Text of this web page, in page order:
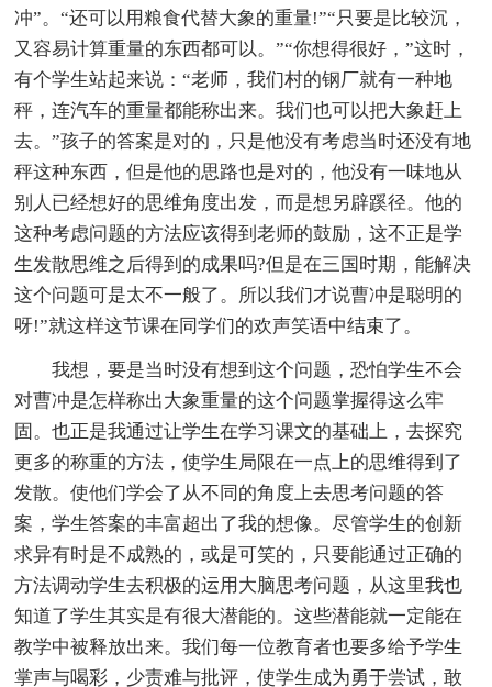
冲”。“还可以用粮食代替大象的重量!”“只要是比较沉，
又容易计算重量的东西都可以。”“你想得很好，”这时，
有个学生站起来说：“老师，我们村的钢厂就有一种地
秤，连汽车的重量都能称出来。我们也可以把大象赶上
去。”孩子的答案是对的，只是他没有考虑当时还没有地
秤这种东西，但是他的思路也是对的，他没有一味地从
别人已经想好的思维角度出发，而是想另辟蹊径。他的
这种考虑问题的方法应该得到老师的鼓励，这不正是学
生发散思维之后得到的成果吗?但是在三国时期，能解决
这个问题可是太不一般了。所以我们才说曹冲是聪明的
呀!”就这样这节课在同学们的欢声笑语中结束了。
我想，要是当时没有想到这个问题，恐怕学生不会
对曹冲是怎样称出大象重量的这个问题掌握得这么牢
固。也正是我通过让学生在学习课文的基础上，去探究
更多的称重的方法，使学生局限在一点上的思维得到了
发散。使他们学会了从不同的角度上去思考问题的答
案，学生答案的丰富超出了我的想像。尽管学生的创新
求异有时是不成熟的，或是可笑的，只要能通过正确的
方法调动学生去积极的运用大脑思考问题，从这里我也
知道了学生其实是有很大潜能的。这些潜能就一定能在
教学中被释放出来。我们每一位教育者也要多给予学生
掌声与喝彩，少责难与批评，使学生成为勇于尝试，敢